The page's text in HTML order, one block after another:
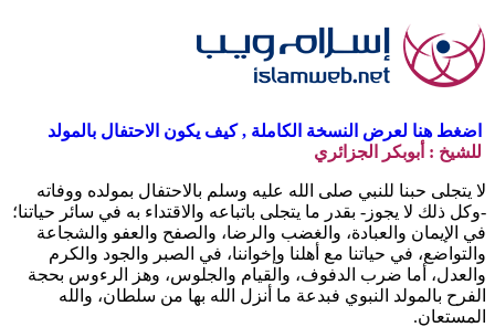
اضغط هنا لعرض النسخة الكاملة , كيف يكون الاحتفال بالمولد
للشيخ : أبوبكر الجزائري
لا يتجلى حبنا للنبي صلى الله عليه وسلم بالاحتفال بمولده ووفاته
-وكل ذلك لا يجوز- بقدر ما يتجلى باتباعه والاقتداء به في سائر حياتنا؛
في الإيمان والعبادة، والغضب والرضا، والصفح والعفو والشجاعة
والتواضع، في حياتنا مع أهلنا وإخواننا، في الصبر والجود والكرم
والعدل، أما ضرب الدفوف، والقيام والجلوس، وهز الرءوس بحجة
الفرح بالمولد النبوي فبدعة ما أنزل الله بها من سلطان، والله
المستعان.